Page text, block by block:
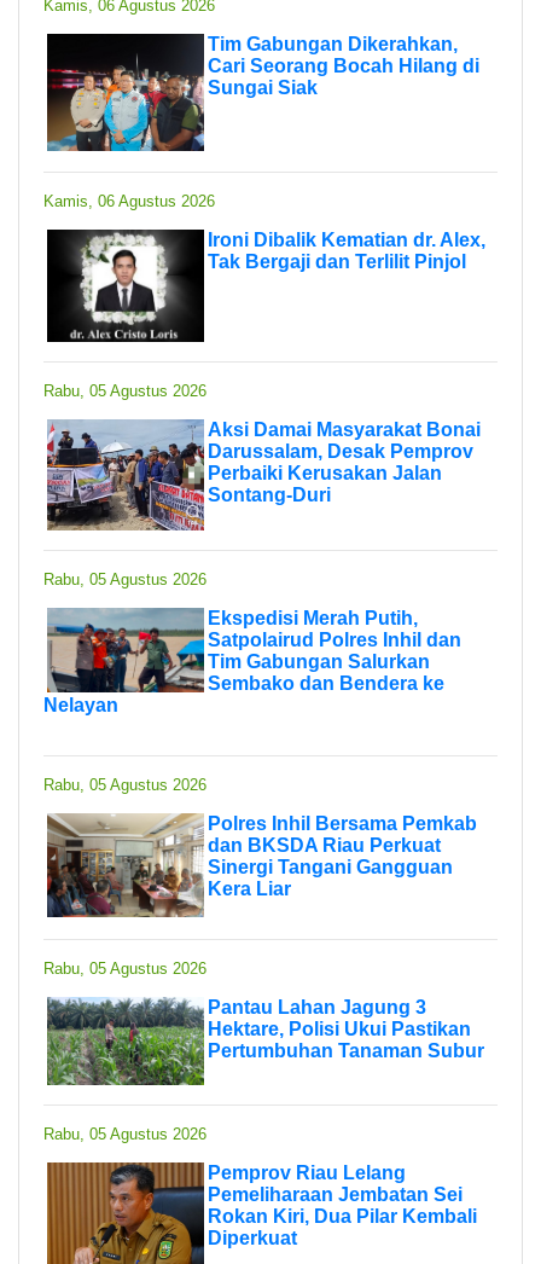
Kamis, 06 Agustus 2026
Tim Gabungan Dikerahkan,
Cari Seorang Bocah Hilang di
Sungai Siak
Kamis, 06 Agustus 2026
Ironi Dibalik Kematian dr. Alex,
Tak Bergaji dan Terlilit Pinjol
Rabu, 05 Agustus 2026
Aksi Damai Masyarakat Bonai
Darussalam, Desak Pemprov
Perbaiki Kerusakan Jalan
Sontang-Duri
Rabu, 05 Agustus 2026
Ekspedisi Merah Putih,
Satpolairud Polres Inhil dan
Tim Gabungan Salurkan
Sembako dan Bendera ke
Nelayan
Rabu, 05 Agustus 2026
Polres Inhil Bersama Pemkab
dan BKSDA Riau Perkuat
Sinergi Tangani Gangguan
Kera Liar
Rabu, 05 Agustus 2026
Pantau Lahan Jagung 3
Hektare, Polisi Ukui Pastikan
Pertumbuhan Tanaman Subur
Rabu, 05 Agustus 2026
Pemprov Riau Lelang
Pemeliharaan Jembatan Sei
Rokan Kiri, Dua Pilar Kembali
Diperkuat